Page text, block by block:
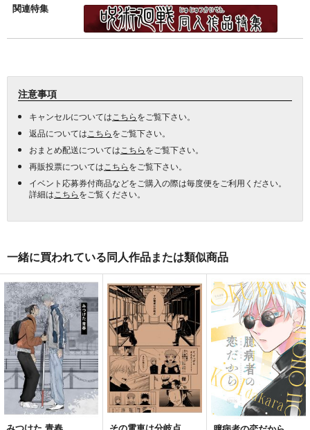
関連特集
注意事項
キャンセルについては こちらをご覧下さい。
返品については こちらをご覧下さい。
おまとめ配送については こちらをご覧下さい。
再販投票については こちらをご覧下さい。
イベント応募券付商品などをご購入の際は毎度便をご利用ください。
詳細は こちらをご覧ください。
一緒に買われている同人作品または類似商品